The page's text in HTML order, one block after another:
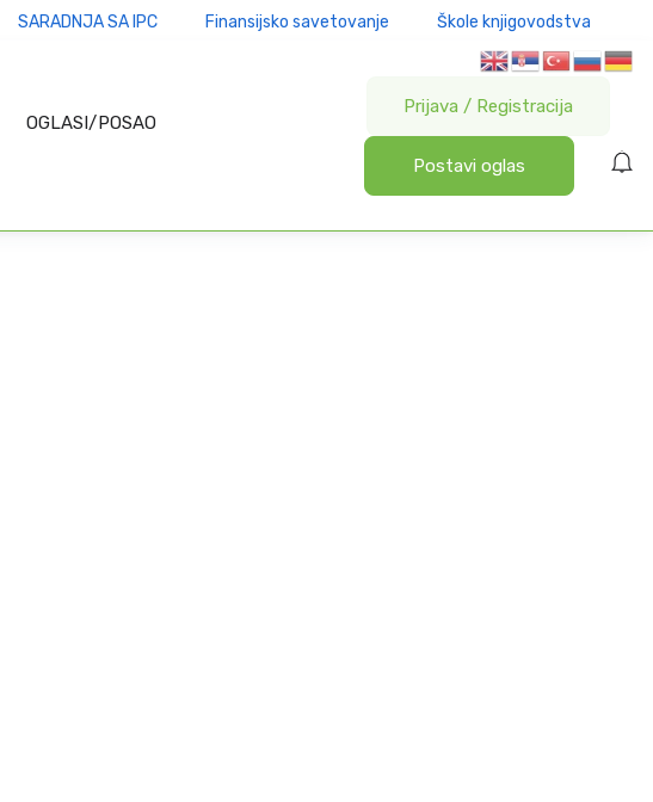
SARADNJA SA IPC Finansijsko savetovanje Škole knjigovodstva
OGLASI/POSAO
Prijava / Registracija
Postavi oglas